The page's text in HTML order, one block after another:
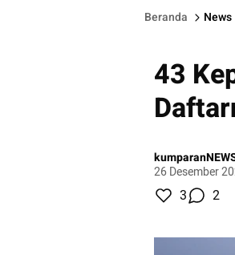
Beranda News
43
26 Desember
3 2